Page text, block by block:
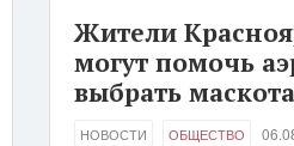
Жители
могут помочь
выбрать маскота
НОВОСТИ ОБЩЕСТВО